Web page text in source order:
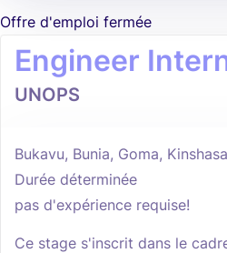
Offre d'emploi fermée
Engineer
UNOPS
Bukavu, Bunia, Goma,
Durée déterminée
pas d'expérience requise!
Ce stage s'inscrit dans le